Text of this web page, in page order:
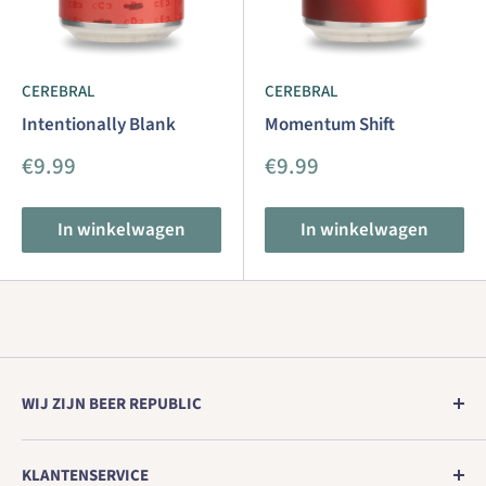
CEREBRAL
Intentionally Blank
Aanbiedingsprijs
€9.99
In winkelwagen
CEREBRAL
Momentum Shift
Aanbiedingsprijs
€9.99
In winkelwagen
WIJ ZIJN BEER REPUBLIC
Europa's nr. 1 winkel voor echt ambachtelijk bier
KLANTENSERVICE